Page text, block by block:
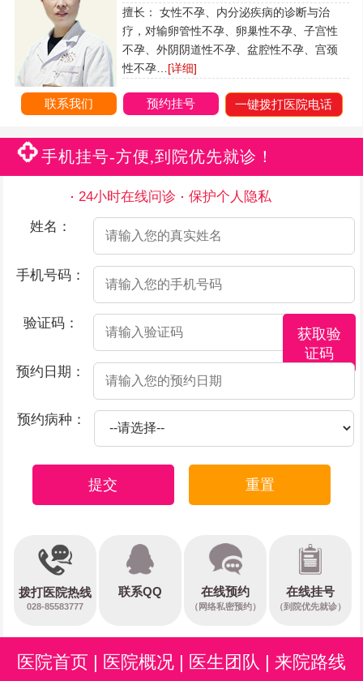
擅长： 女性不孕、内分泌疾病的诊断与治
疗，对输卵管性不孕、卵巢性不孕、子宫性
不孕、外阴阴道性不孕、盆腔性不孕、宫颈
性不孕… [详细]
联系我们 预约挂号 一键拨打医院电话
手机挂号-方便,到院优先就诊！
24小时在线问诊
保护个人隐私
姓名：
手机号码：
验证码：
获取验
证码
预约日期：
预约病种：
提交 重置
拨打医院热线
028-85583777
联系QQ 在线预约
（网络私密预约）
在线挂号
（到院优先就诊）
医院首页 | 医院概况 | 医生团队 | 来院路线